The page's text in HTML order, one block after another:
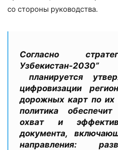
со стороны руководства.
Согласно
Узбекистан-2030”
планируется
цифровизации
дорожных карт по их
политика
охват и
документа,
направления: